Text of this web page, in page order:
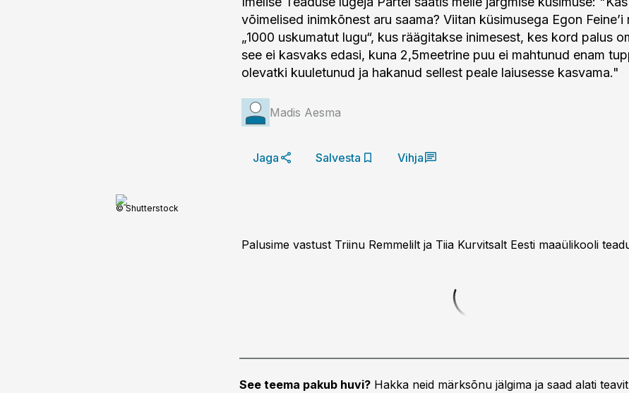
võimelised inimkõnest aru saama? Viitan küsimusega Egon Feine’i
„1000 uskumatut lugu“, kus räägitakse inimesest, kes kord palus
see ei kasvaks edasi, kuna 2,5meetrine puu ei mahtunud enam
olevatki kuuletunud ja hakanud sellest peale laiusesse kasvama."
Madis Aesma
Jaga Salvesta Vihja
© Shutterstock
Palusime vastust Triinu Remmelilt ja Tiia Kurvitsalt Eesti maaülikooli
See teema pakub huvi? Hakka neid märksõnu jälgima ja saad alati